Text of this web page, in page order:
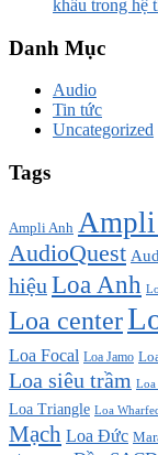
khấu trong hệ
Danh Mục
Audio
Tin tức
Uncategorized
Tags
Ampli Anh Ampli
AudioQuest
hiệu Loa Anh
Loa center
Loa Focal Loa Jamo
Loa siêu trầm Loa
Loa Triangle Loa
Mạch Loa Đức